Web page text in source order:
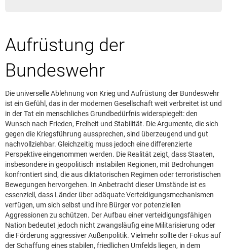
Leserbriefe lesen
Kontakt
Aufrüstung der
Bundeswehr
Die universelle Ablehnung von Krieg und Aufrüstung der Bundeswehr
ist ein Gefühl, das in der modernen Gesellschaft weit verbreitet ist und
in der Tat ein menschliches Grundbedürfnis widerspiegelt: den
Wunsch nach Frieden, Freiheit und Stabilität. Die Argumente, die sich
gegen die Kriegsführung aussprechen, sind überzeugend und gut
nachvollziehbar. Gleichzeitig muss jedoch eine differenzierte
Perspektive eingenommen werden. Die Realität zeigt, dass Staaten,
insbesondere in geopolitisch instabilen Regionen, mit Bedrohungen
konfrontiert sind, die aus diktatorischen Regimen oder terroristischen
Bewegungen hervorgehen. In Anbetracht dieser Umstände ist es
essenziell, dass Länder über adäquate Verteidigungsmechanismen
verfügen, um sich selbst und ihre Bürger vor potenziellen
Aggressionen zu schützen. Der Aufbau einer verteidigungsfähigen
Nation bedeutet jedoch nicht zwangsläufig eine Militarisierung oder
die Förderung aggressiver Außenpolitik. Vielmehr sollte der Fokus auf
der Schaffung eines stabilen, friedlichen Umfelds liegen, in dem